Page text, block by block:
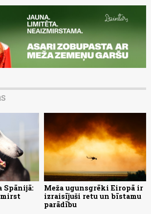
Spānijā:
Meža ugunsgrēki Eiropā ir
izraisījuši retu un bīstamu
parādību